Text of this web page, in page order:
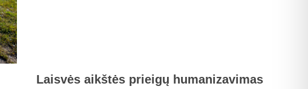
Laisvės aikštės prieigų humanizavimas